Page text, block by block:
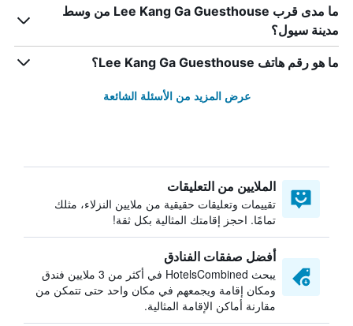
ما مدى قرب Lee Kang Ga Guesthouse من وسط
مدينة سيول؟
ما هو رقم هاتف Lee Kang Ga Guesthouse؟
عرض المزيد من الأسئلة الشائعة
الملايين من التعليقات
تقييمات وتعليقات حقيقية من ملايين النزلاء، مثلك
تمامًا. احجز إقامتك المثالية بكل ثقة!
أفضل صفقات الفنادق
يبحث HotelsCombined في أكثر من 3 ملايين فندق
ومكان إقامة ويجمعهم في مكان واحد حتى تتمكن من
مقارنة أماكن الإقامة المثالية.